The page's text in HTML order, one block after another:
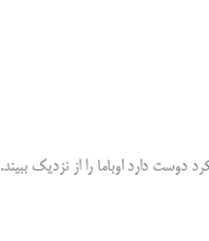
دوست دارد اوباما را از نزدیک ببیند.